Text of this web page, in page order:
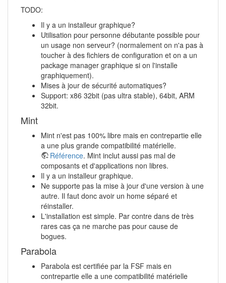
TODO:
Il y a un installeur graphique?
Utilisation pour personne débutante possible pour
un usage non serveur? (normalement on n'a pas à
toucher à des fichiers de configuration et on a un
package manager graphique si on l'installe
graphiquement).
Mises à jour de sécurité automatiques?
Support: x86 32bit (pas ultra stable), 64bit, ARM
32bit.
Mint
Mint n'est pas 100% libre mais en contrepartie elle
a une plus grande compatibilité matérielle.
Référence. Mint inclut aussi pas mal de
composants et d'applications non libres.
Il y a un installeur graphique.
Ne supporte pas la mise à jour d'une version à une
autre. Il faut donc avoir un home séparé et
réinstaller.
L'installation est simple. Par contre dans de très
rares cas ça ne marche pas pour cause de
bogues.
Parabola
Parabola est certifiée par la FSF mais en
contrepartie elle a une compatibilité matérielle